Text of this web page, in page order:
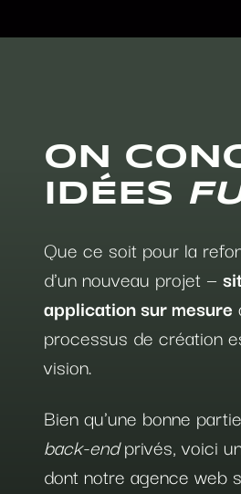
ON
IDÉES
Que ce soit pour la
d'un nouveau projet —
application sur mesure
processus de création
vision.
Bien qu'une bonne
back-endprivés, voici
dont notre agence web